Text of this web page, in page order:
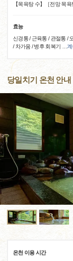
【목욕탕 수】［전망 목
효능
신경통 / 근육통 / 관절통 /
/ 차가움 / 병후 회복기
계
당일치기 온천 안내
온천 이용 시간